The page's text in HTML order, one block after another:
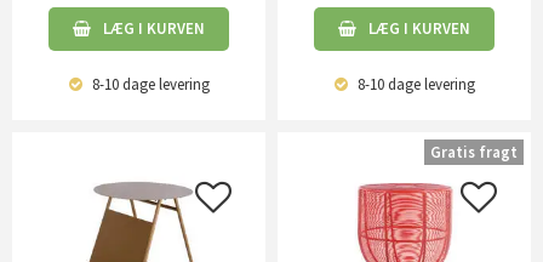
LÆG I KURVEN
8-10 dagelevering
LÆG I KURVEN
8-10 dagelevering
Gratis fragt